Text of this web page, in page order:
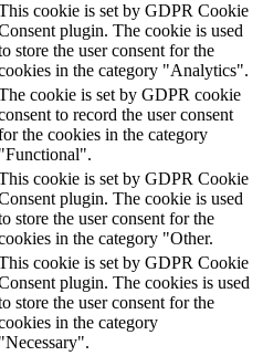
cookie is set by GDPR Cookie
plugin. The cookie is used
store the user consent for the
in the category "Analytics".
cookie is set by GDPR cookie
to record the user consent
the cookies in the category
"Functional".
cookie is set by GDPR Cookie
plugin. The cookie is used
store the user consent for the
in the category "Other.
cookie is set by GDPR Cookie
plugin. The cookies is used
store the user consent for the
in the category
"Necessary".